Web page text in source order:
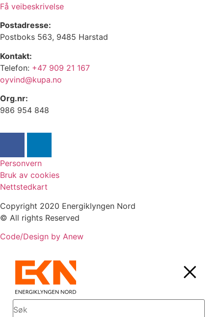
Få veibeskrivelse
Postadresse:
Postboks 563, 9485 Harstad
Kontakt:
Telefon: +47 909 21 167
oyvind@kupa.no
Org.nr:
986 954 848
Personvern
Bruk av cookies
Nettstedkart
Copyright 2020 Energiklyngen Nord
© All rights Reserved
Code/Design by Anew